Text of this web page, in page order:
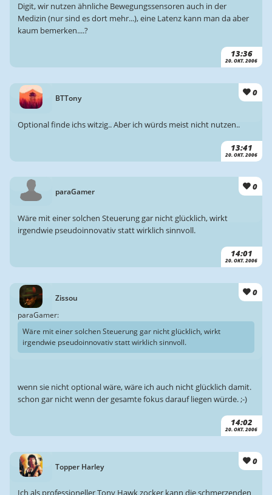
13:36
20. OKT. 2006
Digit, wir nutzen ähnliche Bewegungssensoren auch in der
Medizin (nur sind es dort mehr...), eine Latenz kann man da aber
kaum bemerken....?
BTTony
0
13:41
20. OKT. 2006
Optional finde ichs witzig.. Aber ich würds meist nicht nutzen..
paraGamer 0
14:01
20. OKT. 2006
Wäre mit einer solchen Steuerung gar nicht glücklich, wirkt
irgendwie pseudoinnovativ statt wirklich sinnvoll.
Zissou
0
14:02
20. OKT. 2006
paraGamer:
Wäre mit einer solchen Steuerung gar nicht glücklich, wirkt
irgendwie pseudoinnovativ statt wirklich sinnvoll.
wenn sie nicht optional wäre, wäre ich auch nicht glücklich damit.
schon gar nicht wenn der gesamte fokus darauf liegen würde. ;-)
Topper Harley
0
Ich als professioneller Tony Hawk zocker kann die schmerzenden